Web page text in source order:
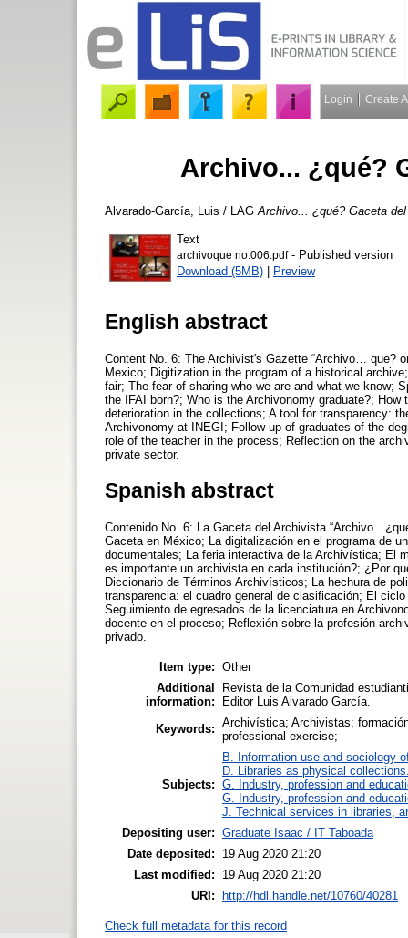
Login Create
Archivo... ¿qué?
Alvarado-García, Luis / LAG Archivo... ¿qué? Gaceta
Text
archivoque no.006.pdf- Published version
Download (5MB) | Preview
English abstract
Content No. 6: The Archivist's Gazette “Archivo… que?
Mexico; Digitization in the program of a historical
fair; The fear of sharing who we are and what we know;
the IFAI born?; Who is the Archivonomy graduate?;
deterioration in the collections; A tool for transparency:
Archivonomy at INEGI; Follow-up of graduates of the
role of the teacher in the process; Reflection on the
private sector.
Spanish abstract
Contenido No. 6: La Gaceta del Archivista
Gaceta en México; La digitalización en el programa de
documentales; La feria interactiva de la Archivística; El
es importante un archivista en cada institución?; ¿Por
Diccionario de Términos Archivísticos; La hechura de
transparencia: el cuadro general de clasificación; El
Seguimiento de egresados de la licenciatura en
docente en el proceso; Reflexión sobre la profesión
privado.
Item type: Other
Additional
information:
Revista de la Comunidad
Editor Luis Alvarado García.
Keywords: Archivística; Archivistas;
professional exercise;
Subjects:
B. Information use and sociology
D. Libraries as physical
G. Industry, profession and
G. Industry, profession and
J. Technical services in libraries,
Depositing user: Graduate Isaac / IT Taboada
Date deposited:
19 Aug 2020 21:20
Last modified:
19 Aug 2020 21:20
URI:
http://hdl.handle.net/10760/40281
Check full metadata for this record